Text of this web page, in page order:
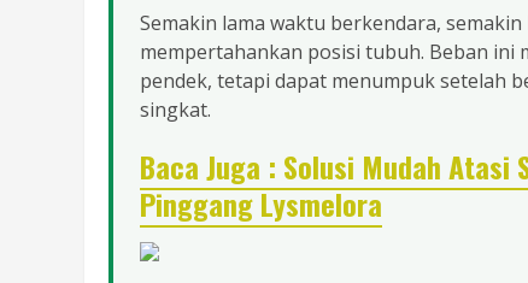
Semakin lama waktu berkendara,
mempertahankan posisi tubuh. Beban
pendek, tetapi dapat menumpuk setelah
singkat.
Baca Juga : Solusi Mudah Atasi
Pinggang Lysmelora